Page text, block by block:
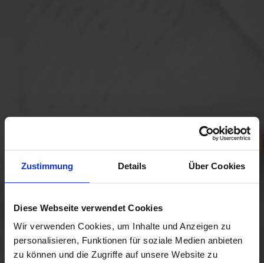
Zustimmung Details Über Cookies
Diese Webseite verwendet Cookies
Wir verwenden Cookies, um Inhalte und Anzeigen zu
personalisieren, Funktionen für soziale Medien anbieten
zu können und die Zugriffe auf unsere Website zu